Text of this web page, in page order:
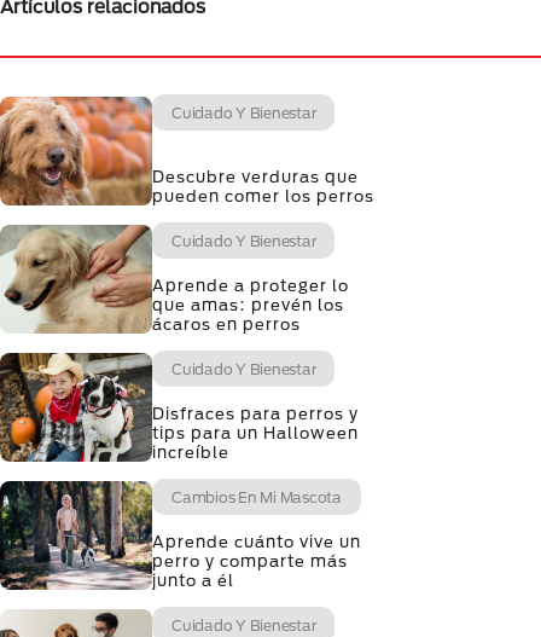
Artículos relacionados
Cuidado Y Bienestar
Descubre verduras que
pueden comer los perros
Cuidado Y Bienestar
Aprende a proteger lo
que amas: prevén los
ácaros en perros
Cuidado Y Bienestar
Disfraces para perros y
tips para un Halloween
increíble
Cambios En Mi Mascota
Aprende cuánto vive un
perro y comparte más
junto a él
Cuidado Y Bienestar